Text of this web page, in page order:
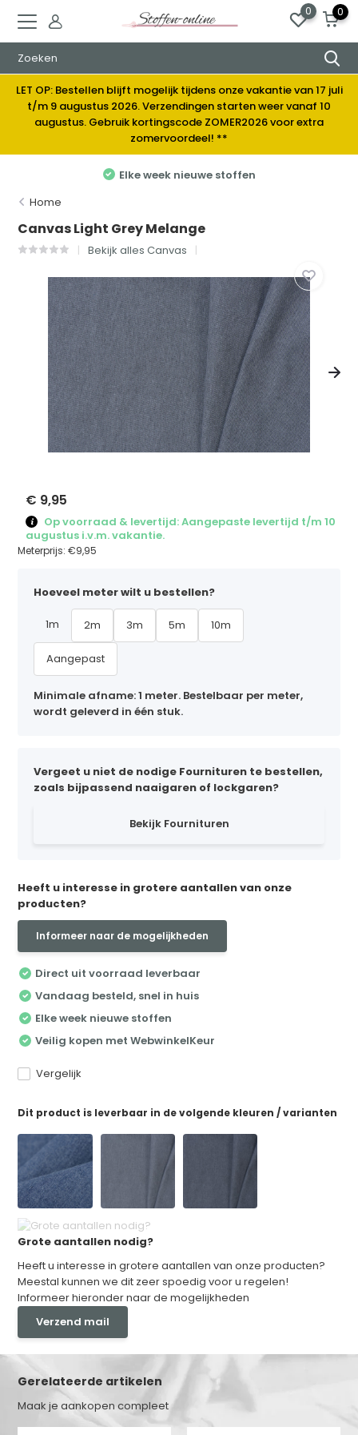
0 0
LET OP: Bestellen blijft mogelijk tijdens onze vakantie van 17 juli
t/m 9 augustus 2026. Verzendingen starten weer vanaf 10
augustus. Gebruik kortingscode ZOMER2026 voor extra
zomervoordeel! **
Elke week nieuwe stoffen
Home
Canvas Light Grey Melange
Bekijk alles Canvas
€ 9,95
Op voorraad & levertijd: Aangepaste levertijd t/m 10
augustus i.v.m. vakantie.
Meterprijs:€9,95
Hoeveel meter wilt u bestellen?
1m 2m 3m 5m 10m
Aangepast
Minimale afname: 1 meter. Bestelbaar per meter,
wordt geleverd in één stuk.
Vergeet u niet de nodige Fournituren te bestellen,
zoals bijpassend naaigaren of lockgaren?
Bekijk Fournituren
Heeft u interesse in grotere aantallen van onze
producten?
Informeer naar de mogelijkheden
Direct uit voorraad leverbaar
Vandaag besteld, snel in huis
Elke week nieuwe stoffen
Veilig kopen met WebwinkelKeur
Vergelijk
Dit product is leverbaar in de volgende kleuren / varianten
Grote aantallen nodig?
Heeft u interesse in grotere aantallen van onze producten?
Meestal kunnen we dit zeer spoedig voor u regelen!
Informeer hieronder naar de mogelijkheden
Verzend mail
Gerelateerde artikelen
Maak je aankopen compleet